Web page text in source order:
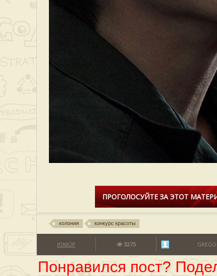
ПРОГОЛОСУЙТЕ ЗА ЭТОТ
колония конкурс красоты
ЮМОР 3275
Понравился пост?